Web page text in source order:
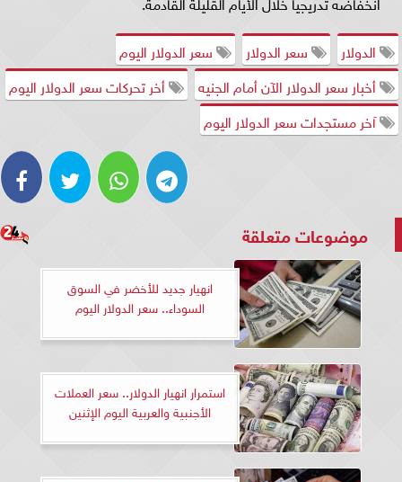
الدولار
سعر الدولار
سعر الدولار اليوم
أخبار سعر الدولار الآن أمام الجنيه
أخر تحركات سعر الدولار اليوم
آخر مستجدات سعر الدولار اليوم
موضوعات متعلقة
انهيار جديد للأخضر في السوق
السوداء.. سعر الدولار اليوم
استمرار انهيار الدولار.. سعر العملات
الأجنبية والعربية اليوم الإثنين